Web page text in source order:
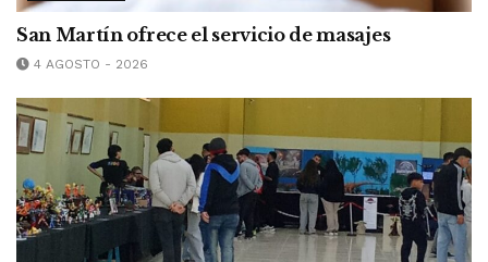
San Martín ofrece el servicio de masajes
4 AGOSTO - 2026